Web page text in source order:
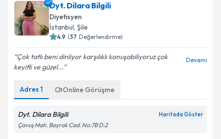
Dyt. Dilara Bilgili
Diyetisyen
İstanbul, Şile
4.9 (37 Değerlendirme)
Çok tatlı beni dinliyor karşılıklı konuşabiliyoruz çok
keyifli ve güzel...
Devamı
Adres 1 Online Görüşme
Dyt. Dilara Bilgili Haritada Göster
Çavuş Mah. Bayrak Cad. No:7B D:2